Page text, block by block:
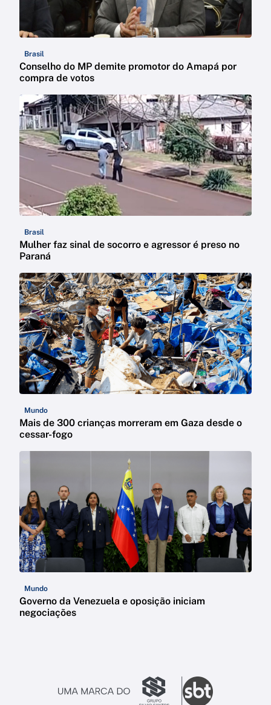
Brasil
Conselho do MP demite promotor do Amapá por
compra de votos
Brasil
Mulher faz sinal de socorro e agressor é preso no
Paraná
Mundo
Mais de 300 crianças morreram em Gaza desde o
cessar-fogo
Mundo
Governo da Venezuela e oposição iniciam
negociações